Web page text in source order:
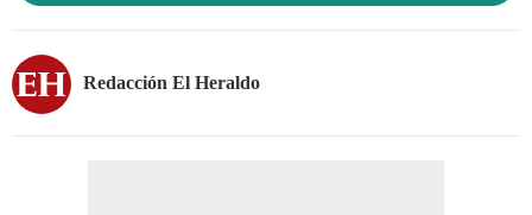
Redacción El Heraldo